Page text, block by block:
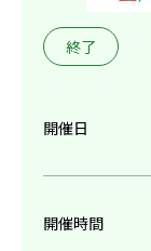
終了
開催日
開催時間